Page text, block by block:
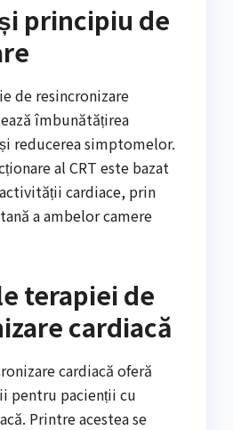
principiu de
de resincronizare
îmbunătățirea
reducerea simptomelor.
al CRT este bazat
cardiace, prin
a ambelor camere
terapiei de
cardiacă
cardiacă oferă
pentru pacienții cu
Printre acestea se